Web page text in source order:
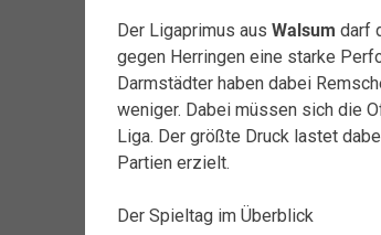
Der Ligaprimus aus Walsum darf
gegen Herringen eine starke
Darmstädter haben dabei
weniger. Dabei müssen sich die
Liga. Der größte Druck lastet
Partien erzielt.
Der Spieltag im Überblick